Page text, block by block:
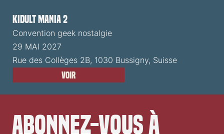
Kidult Mania 2
Convention geek nostalgie
29 MAI 2027
Rue des Collèges 2B, 1030 Bussigny, Suisse
Voir
Abonnez-vous à